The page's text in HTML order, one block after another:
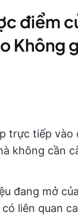
điểm
Không
trực tiếp vào
không cần
đang mở
liên quan